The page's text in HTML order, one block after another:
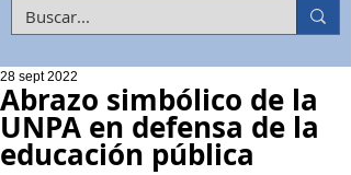
Abrazo simbólico de la
UNPA en defensa de la
educación pública
28 sept 2022